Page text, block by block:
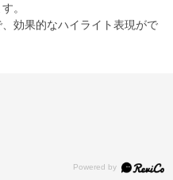
。
効果的なハイライト表現がで